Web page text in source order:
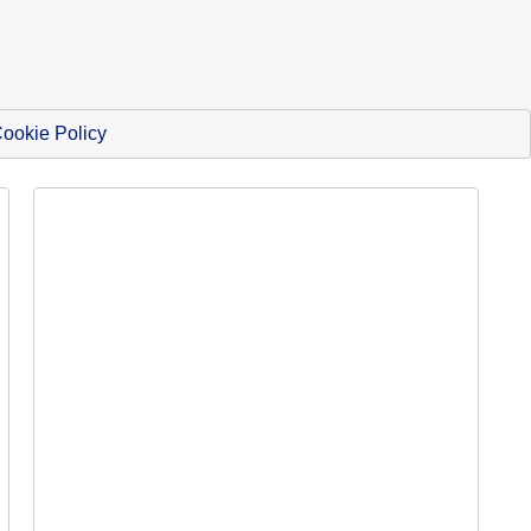
Policy